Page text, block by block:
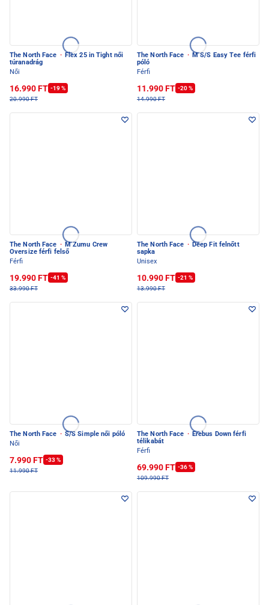
The North Face · Flex 25 in Tight női
túranadrág
Női
16.990 FT -19 %
20.990 FT
The North Face · M S/S Easy Tee férfi
póló
Férfi
11.990 FT -20 %
14.990 FT
The North Face · M Zumu Crew
Oversize férfi felső
Férfi
19.990 FT -41 %
33.990 FT
The North Face · Deep Fit felnőtt
sapka
Unisex
10.990 FT -21 %
13.990 FT
The North Face · S/S Simple női póló
Női
7.990 FT -33 %
11.990 FT
The North Face · Erebus Down férfi
télikabát
Férfi
69.990 FT -36 %
109.990 FT